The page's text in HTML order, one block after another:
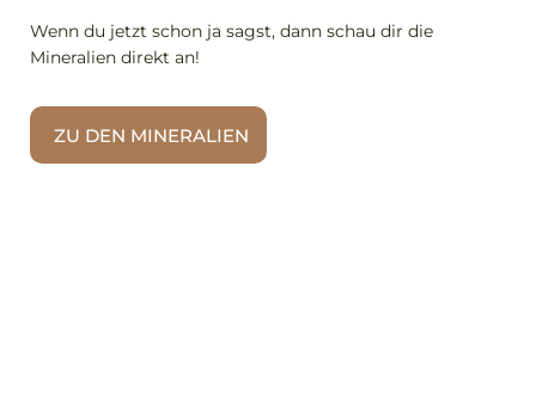
Wenn du jetzt schon ja sagst, dann schau dir die
Mineralien direkt an!
ZU DEN MINERALIEN